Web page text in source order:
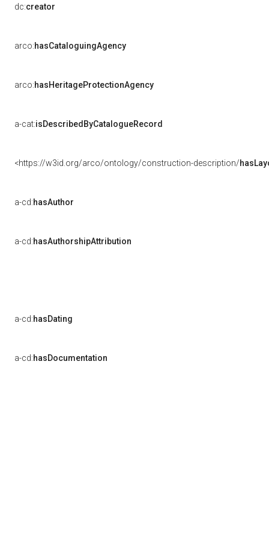
dc:creator
arco:hasCataloguingAgency
arco:hasHeritageProtectionAgency
a-cat:isDescribedByCatalogueRecord
<https://w3id.org/arco/ontology/construction-description/
a-cd:hasAuthor
a-cd:hasAuthorshipAttribution
a-cd:hasDating
a-cd:hasDocumentation